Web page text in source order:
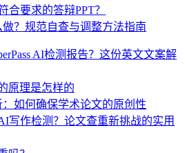
合要求的答辩PPT？
？规范自查与调整方法指南
AI检测报告？这份英文文案解
原理是怎样的
如何确保学术论文的原创性
写作检测？论文查重新挑战的实用